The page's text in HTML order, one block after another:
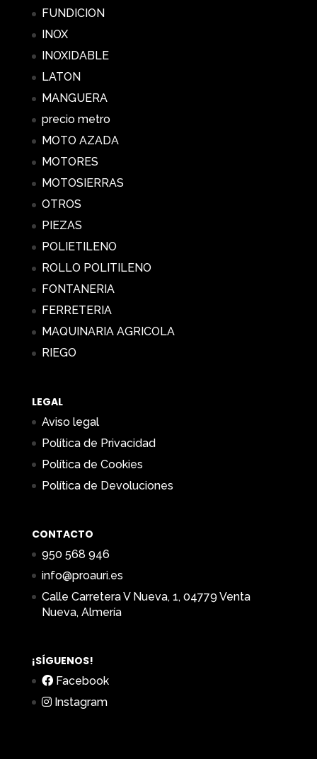
FUNDICION
INOX
INOXIDABLE
LATON
MANGUERA
precio metro
MOTO AZADA
MOTORES
MOTOSIERRAS
OTROS
PIEZAS
POLIETILENO
ROLLO POLITILENO
FONTANERIA
FERRETERIA
MAQUINARIA AGRICOLA
RIEGO
LEGAL
Aviso legal
Política de Privacidad
Política de Cookies
Política de Devoluciones
CONTACTO
950 568 946
info@proauri.es
Calle Carretera V Nueva, 1, 04779 Venta
Nueva, Almería
¡SÍGUENOS!
Facebook
Instagram